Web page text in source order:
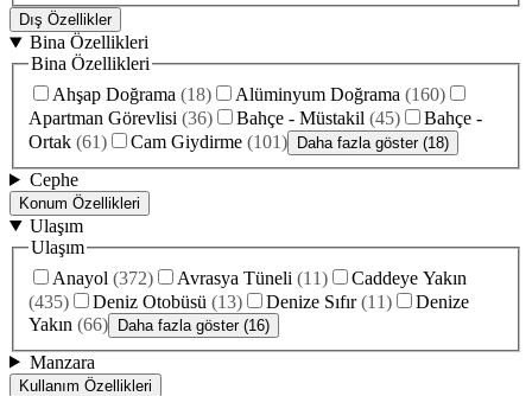
Dış Özellikler
Bina Özellikleri
Bina Özellikleri
Ahşap Doğrama (18) Alüminyum Doğrama (160)
Apartman Görevlisi (36) Bahçe - Müstakil (45)
Bahçe -
Ortak (61) Cam Giydirme (101) Daha fazla göster (18)
Cephe
Konum Özellikleri
Ulaşım
Ulaşım
Anayol (372) Avrasya Tüneli (11)
Caddeye Yakın
(435) Deniz Otobüsü (13) Denize Sıfır (11)
Denize
Yakın (66) Daha fazla göster (16)
Manzara
Kullanım Özellikleri